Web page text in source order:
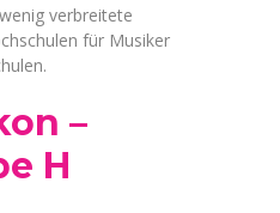
verbreitete
für Musiker
–
H